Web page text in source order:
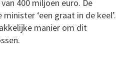
400 miljoen euro. De
‘een graat in de keel’.
manier om dit